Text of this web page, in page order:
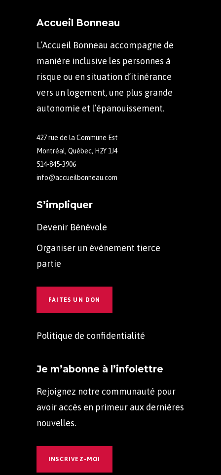
Accueil Bonneau
L’Accueil Bonneau accompagne de
manière inclusive les personnes à
risque ou en situation d’itinérance
vers un logement, une plus grande
autonomie et l’épanouissement.
427 rue de la Commune Est
Montréal, Québec, H2Y 1J4
514-845-3906
info@accueilbonneau.com
S’impliquer
Devenir Bénévole
Organiser un événement tierce
partie
FAITES UN DON
Politique de confidentialité
Je m’abonne à l’infolettre
Rejoignez notre communauté pour
avoir accès en primeur aux dernières
nouvelles.
INSCRIVEZ-MOI